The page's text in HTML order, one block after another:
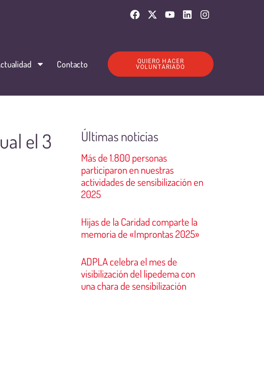
Contacto
QUIERO HACER
VOLUNTARIADO
el 3
Últimas noticias
Más de 1.800 personas
participaron en nuestras
actividades de sensibilización en
2025
Hijas de la Caridad comparte la
memoria de «Improntas 2025»
ADPLA celebra el mes de
visibilización del lipedema con
una chara de sensibilización